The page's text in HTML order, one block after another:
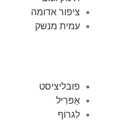
ציפור אדומה
עמית מנשק
פובליציסט
אַפּרִיל
לִגרוֹף